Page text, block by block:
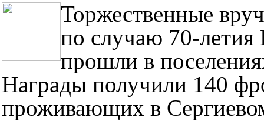
Торжественные
по случаю 70-
прошли в
Награды получили 140
проживающих в